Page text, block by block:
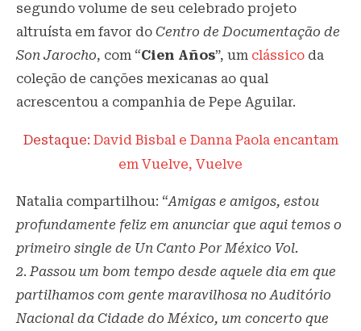
segundo volume de seu celebrado projeto
altruísta em favor do Centro de Documentação de
Son Jarocho, com “Cien Años”, um clássico da
coleção de canções mexicanas ao qual
acrescentou a companhia de Pepe Aguilar.
Destaque: David Bisbal e Danna Paola encantam
em Vuelve, Vuelve
Natalia compartilhou: “Amigas e amigos, estou
profundamente feliz em anunciar que aqui temos o
primeiro single de Un Canto Por México Vol.
2.Passou um bom tempo desde aquele dia em que
partilhamos com gente maravilhosa no Auditório
Nacional da Cidade do México, um concerto que